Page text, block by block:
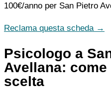
100€/anno per San Pietro
Reclama questa scheda →
Psicologo a
Avellana:
scelta